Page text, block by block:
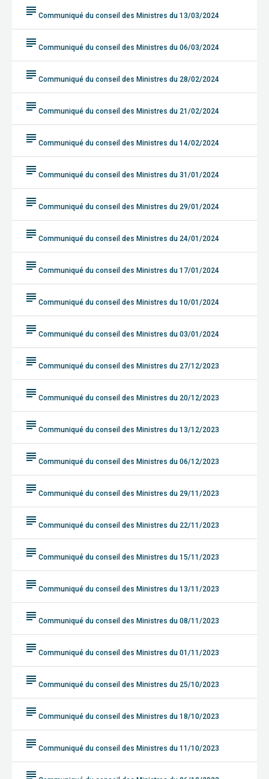
subject Communiqué du conseil des Ministres du 13/03/2024
subject Communiqué du conseil des Ministres du 06/03/2024
subject Communiqué du conseil des Ministres du 28/02/2024
subject Communiqué du conseil des Ministres du 21/02/2024
subject Communiqué du conseil des Ministres du 14/02/2024
subject Communiqué du conseil des Ministres du 31/01/2024
subject Communiqué du conseil des Ministres du 29/01/2024
subject Communiqué du conseil des Ministres du 24/01/2024
subject Communiqué du conseil des Ministres du 17/01/2024
subject Communiqué du conseil des Ministres du 10/01/2024
subject Communiqué du conseil des Ministres du 03/01/2024
subject Communiqué du conseil des Ministres du 27/12/2023
subject Communiqué du conseil des Ministres du 20/12/2023
subject Communiqué du conseil des Ministres du 13/12/2023
subject Communiqué du conseil des Ministres du 06/12/2023
subject Communiqué du conseil des Ministres du 29/11/2023
subject Communiqué du conseil des Ministres du 22/11/2023
subject Communiqué du conseil des Ministres du 15/11/2023
subject Communiqué du conseil des Ministres du 13/11/2023
subject Communiqué du conseil des Ministres du 08/11/2023
subject Communiqué du conseil des Ministres du 01/11/2023
subject Communiqué du conseil des Ministres du 25/10/2023
subject Communiqué du conseil des Ministres du 18/10/2023
subject Communiqué du conseil des Ministres du 11/10/2023
subject